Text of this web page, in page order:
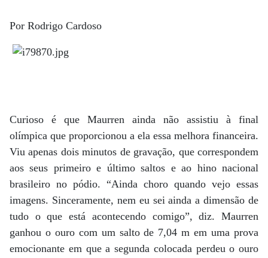
Por Rodrigo Cardoso
Curioso é que Maurren ainda não assistiu à final
olímpica que proporcionou a ela essa melhora financeira.
Viu apenas dois minutos de gravação, que correspondem
aos seus primeiro e último saltos e ao hino nacional
brasileiro no pódio. “Ainda choro quando vejo essas
imagens. Sinceramente, nem eu sei ainda a dimensão de
tudo o que está acontecendo comigo”, diz. Maurren
ganhou o ouro com um salto de 7,04 m em uma prova
emocionante em que a segunda colocada perdeu o ouro